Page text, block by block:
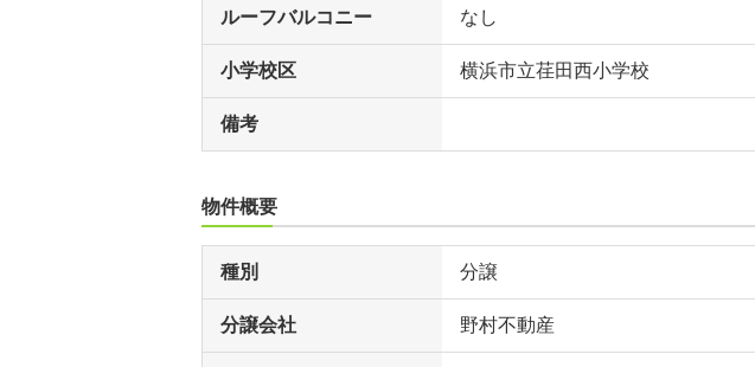
ルーフバルコニー なし
小学校区 横浜市立荏田西小学校
備考
物件概要
種別 分譲
分譲会社 野村不動産